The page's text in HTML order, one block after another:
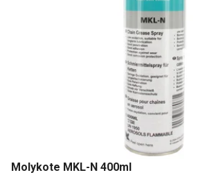
Molykote MKL-N 400ml